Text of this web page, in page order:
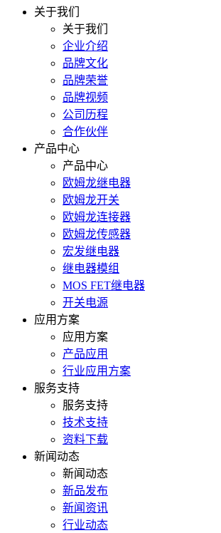
关于我们
关于我们
企业介绍
品牌文化
品牌荣誉
品牌视频
公司历程
合作伙伴
产品中心
产品中心
欧姆龙继电器
欧姆龙开关
欧姆龙连接器
欧姆龙传感器
宏发继电器
继电器模组
MOS FET继电器
开关电源
应用方案
应用方案
产品应用
行业应用方案
服务支持
服务支持
技术支持
资料下载
新闻动态
新闻动态
新品发布
新闻资讯
行业动态